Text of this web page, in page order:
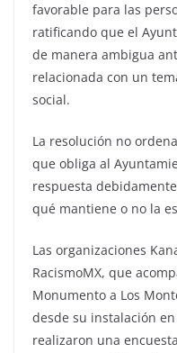
favorable para las
ratificando que el
de manera ambigua
relacionada con un
social.
La resolución no
que obliga al
respuesta
qué mantiene o no la
Las organizaciones
RacismoMX, que
Monumento a Los
desde su instalación
realizaron una